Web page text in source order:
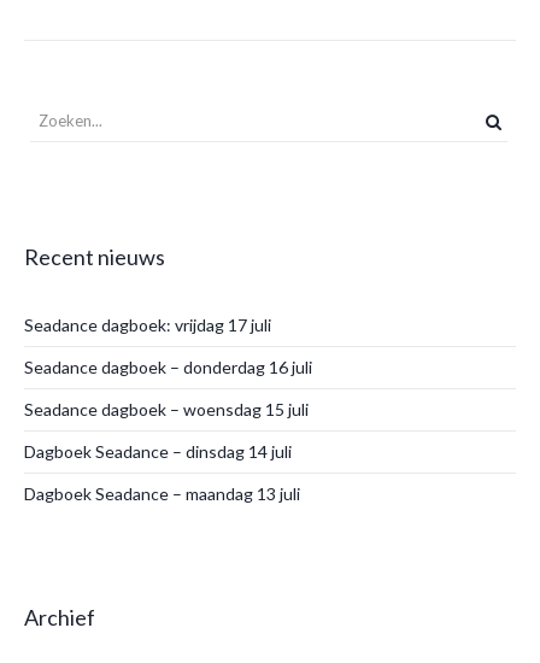
Recent nieuws
Seadance dagboek: vrijdag 17 juli
Seadance dagboek – donderdag 16 juli
Seadance dagboek – woensdag 15 juli
Dagboek Seadance – dinsdag 14 juli
Dagboek Seadance – maandag 13 juli
Archief